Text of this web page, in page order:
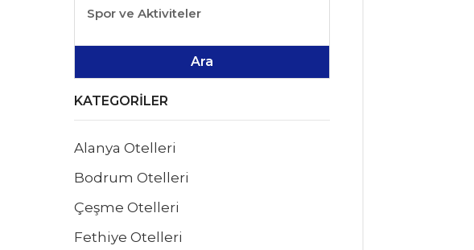
Spor ve Aktiviteler
Ara
KATEGORILER
Alanya Otelleri
Bodrum Otelleri
Çeşme Otelleri
Fethiye Otelleri